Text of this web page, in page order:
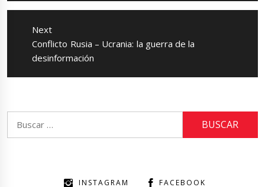
Next
Next
post:
Conflicto Rusia – Ucrania: la guerra de la
desinformación
INSTAGRAM FACEBOOK